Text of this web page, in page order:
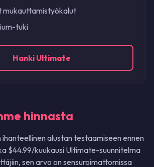
mukauttamistyökalut
tuki
Hanki Ultimate
hinnasta
alustan testaamiseen ennen
$44.99/kuukausi Ultimate-suunnitelma
sen arvo on sensuroimattomissa